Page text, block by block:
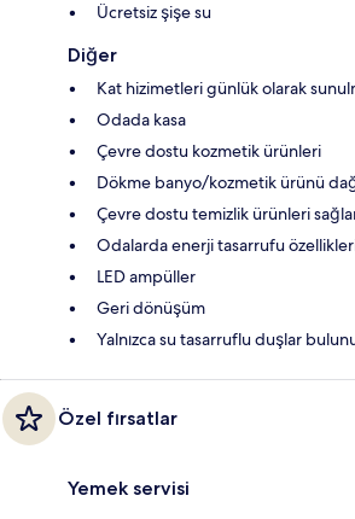
Ücretsiz şişe su
Diğer
Kat hizimetleri günlük olarak
Odada kasa
Çevre dostu kozmetik ürünleri
Dökme banyo/kozmetik ürünü
Çevre dostu temizlik ürünleri
Odalarda enerji tasarrufu
LED ampüller
Geri dönüşüm
Yalnızca su tasarruflu duşlar
Özel fırsatlar
Yemek servisi